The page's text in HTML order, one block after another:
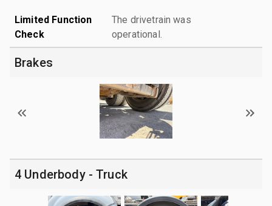
Limited Function
Check
The drivetrain was
operational.
Brakes
4 Underbody - Truck